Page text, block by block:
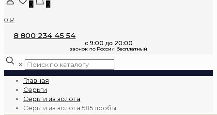
0
0
0 ₽
8 800 234 45 54
✕
Главная
Серьги
Серьги из золота
Серьги из золота 585 пробы